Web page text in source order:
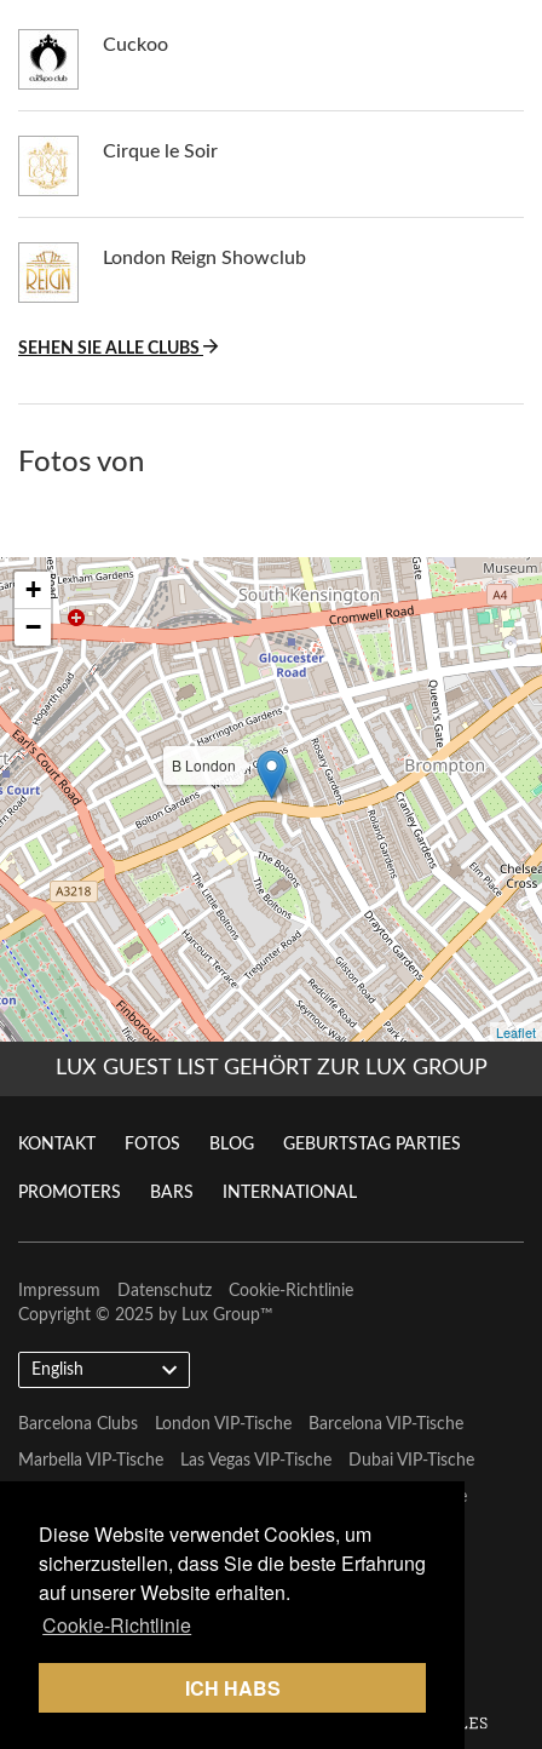
Diese Website verwendet Cookies, um
sicherzustellen, dass Sie die beste Erfahrung
auf unserer Website erhalten.
Cookie-Richtlinie
ICH HABS
Cuckoo
Cirque le Soir
London Reign Showclub
SEHEN SIE ALLE CLUBS
Fotos von
LUX GUEST LIST GEHÖRT ZUR LUX GROUP
KONTAKT FOTOS BLOG GEBURTSTAG PARTIES
PROMOTERS BARS INTERNATIONAL
Impressum Datenschutz
Cookie-Richtlinie
Copyright © 2025 by Lux Group™
English
Barcelona Clubs London VIP-Tische Barcelona VIP-Tische
Marbella VIP-Tische Las Vegas VIP-Tische Dubai VIP-Tische
Mykonos VIP-Tische
Tulum VIP-Tische